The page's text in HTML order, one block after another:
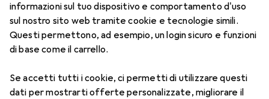
informazioni sul tuo dispositivo e comportamento d'uso
sul nostro sito web tramite cookie e tecnologie simili.
Questi permettono, ad esempio, un login sicuro e funzioni
di base come il carrello.
Se accetti tutti i cookie, ci permetti di utilizzare questi
dati per mostrarti offerte personalizzate, migliorare il
1 Immagine
Air Optix più HydraGlyde per
-1.5, Obiettivo mensile, 6 pz., Torico
EUR
47,29 EUR
7,88/1pz.